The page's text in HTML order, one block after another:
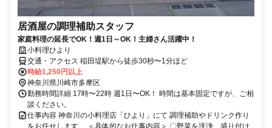
居酒屋の調理補助スタッフ
家庭料理の延長でOK！週1日～OK！主婦さん活躍中！
小料理ひより
交通・アクセス 稲田堤駅から徒歩30秒〜1分ほど
時給1,250円以上
神奈川県川崎市多摩区
勤務時間詳細 17時〜22時 週1日〜OK！ 時間は基本固定ですが、ご相
談ください。
仕事内容 神奈川の小料理店「ひより」にて 調理補助やドリンク作り
をお任せします。 ＜具体的なお仕事内容＞ 〇野菜を洗浄、盛り付け